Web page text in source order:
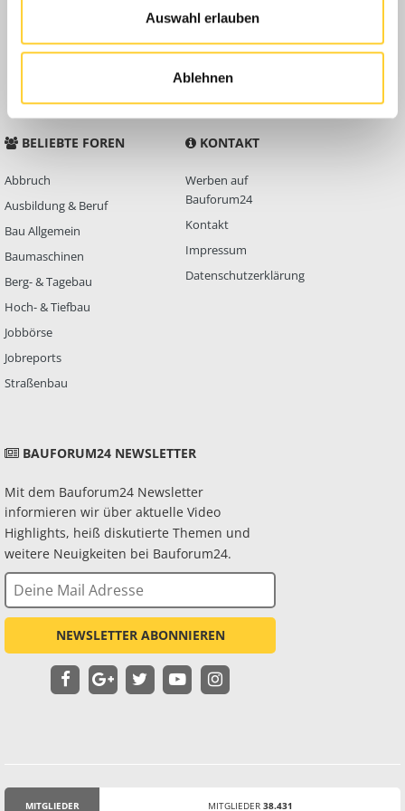
Auswahl erlauben
Ablehnen
Anleitungen
FAQ
Community Regeln
BELIEBTE FOREN
Abbruch
Ausbildung & Beruf
Bau Allgemein
Baumaschinen
Berg- & Tagebau
Hoch- & Tiefbau
Jobbörse
Jobreports
Straßenbau
KONTAKT
Werben auf
Bauforum24
Kontakt
Impressum
Datenschutzerklärung
BAUFORUM24 NEWSLETTER
Mit dem Bauforum24 Newsletter
informieren wir über aktuelle Video
Highlights, heiß diskutierte Themen und
weitere Neuigkeiten bei Bauforum24.
NEWSLETTER ABONNIEREN
MITGLIEDER MITGLIEDER 38.431